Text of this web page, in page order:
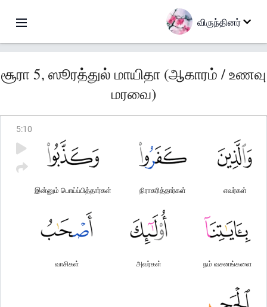
விருந்தினர்
சூரா 5, ஸூரத்துல் மாயிதா (ஆகாரம் / உணவு
மரவை)
5:10
எவர்கள்
நிராகரித்தார்கள்
இன்னும் பொய்ப்பித்தார்கள்
நம் வசனங்களை
அவர்கள்
வாசிகள்